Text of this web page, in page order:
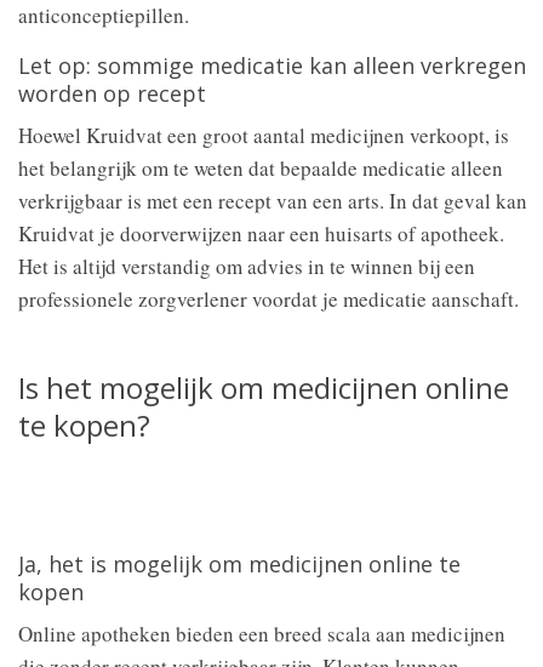
anticonceptiepillen.
Let op: sommige medicatie kan alleen verkregen
worden op recept
Hoewel Kruidvat een groot aantal medicijnen verkoopt, is
het belangrijk om te weten dat bepaalde medicatie alleen
verkrijgbaar is met een recept van een arts. In dat geval kan
Kruidvat je doorverwijzen naar een huisarts of apotheek.
Het is altijd verstandig om advies in te winnen bij een
professionele zorgverlener voordat je medicatie aanschaft.
Is het mogelijk om medicijnen online
te kopen?
Ja, het is mogelijk om medicijnen online te
kopen
Online apotheken bieden een breed scala aan medicijnen